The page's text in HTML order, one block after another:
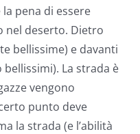
pena di essere
nel deserto. Dietro
bellissime) e davanti
La strada è
vengono
punto deve
la strada (e l’abilità